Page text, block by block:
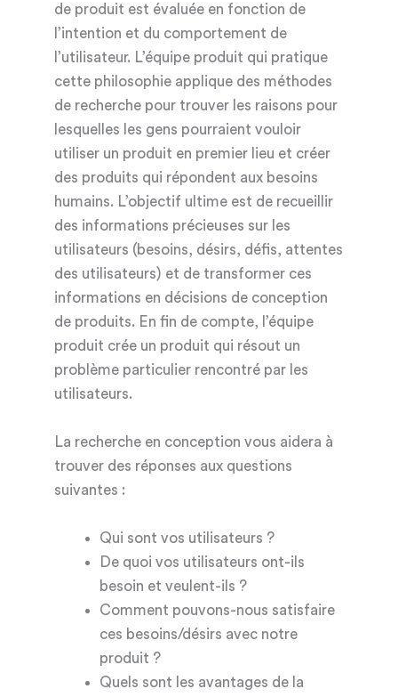
de produit est évaluée en fonction de
l’intention et du comportement de
l’utilisateur. L’équipe produit qui pratique
cette philosophie applique des méthodes
de recherche pour trouver les raisons pour
lesquelles les gens pourraient vouloir
utiliser un produit en premier lieu et créer
des produits qui répondent aux besoins
humains. L’objectif ultime est de recueillir
des informations précieuses sur les
utilisateurs (besoins, désirs, défis, attentes
des utilisateurs) et de transformer ces
informations en décisions de conception
de produits. En fin de compte, l’équipe
produit crée un produit qui résout un
problème particulier rencontré par les
utilisateurs.
La recherche en conception vous aidera à
trouver des réponses aux questions
suivantes :
Qui sont vos utilisateurs ?
De quoi vos utilisateurs ont-ils
besoin et veulent-ils ?
Comment pouvons-nous satisfaire
ces besoins/désirs avec notre
produit ?
Quels sont les avantages de la